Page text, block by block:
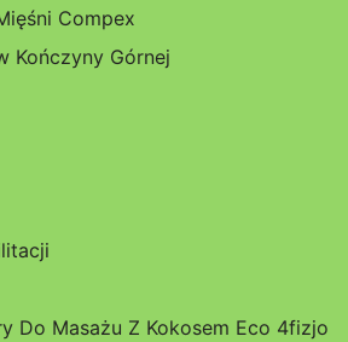
Compex
Kończyny Górnej
Do Masażu Z Kokosem Eco 4fizjo